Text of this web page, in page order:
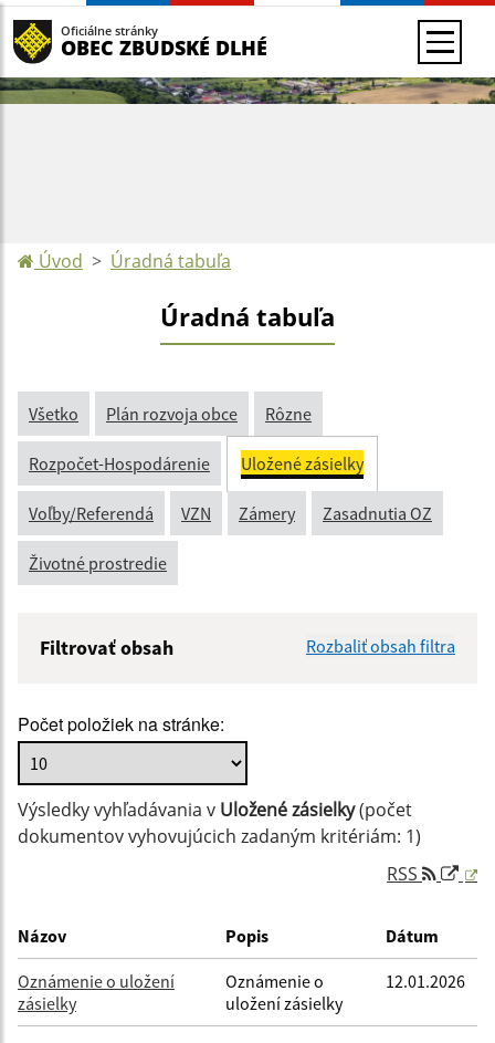
Oficiálne stránky
OBEC ZBUDSKÉ DLHÉ
Úvod Úradná tabuľa
Úradná tabuľa
Všetko Plán rozvoja obce Rôzne
Rozpočet-Hospodárenie Uložené zásielky
Voľby/Referendá VZN Zámery Zasadnutia OZ
Životné prostredie
Filtrovať obsah Rozbaliť obsah filtra
Popis:
Dátum zverejnenia od:
Reset
Počet položiek na stránke:
Výsledky vyhľadávania v Uložené zásielky(počet
dokumentov vyhovujúcich zadaným kritériám: 1)
RSS
Názov Popis Dátum
Oznámenie o uložení
zásielky
Oznámenie o
uložení zásielky
12.01.2026